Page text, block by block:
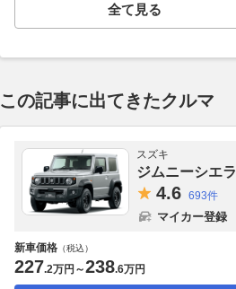
全て見る
この記事に出てきたクルマ
スズキ
ジムニーシエラ
4.6 693件
マイカー登録
新車価格 （税込）
227.2万円 ～238.6万円